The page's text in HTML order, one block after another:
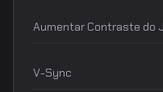
Aumentar Contraste do
V-Sync